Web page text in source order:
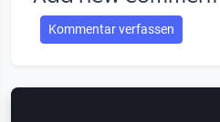
Kommentar verfassen